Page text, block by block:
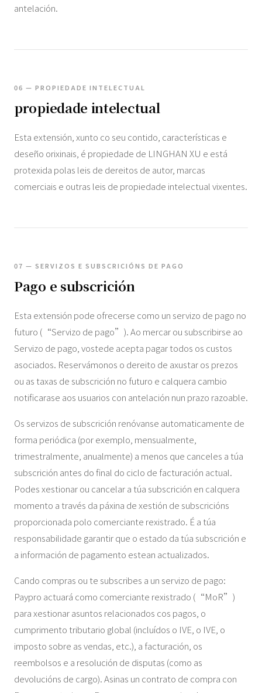
antelación.
06 — PROPIEDADE INTELECTUAL
propiedade intelectual
Esta extensión, xunto co seu contido, características e
deseño orixinais, é propiedade de LINGHAN XU e está
protexida polas leis de dereitos de autor, marcas
comerciais e outras leis de propiedade intelectual vixentes.
07 — SERVIZOS E SUBSCRICIÓNS DE PAGO
Pago e subscrición
Esta extensión pode ofrecerse como un servizo de pago no
futuro (“Servizo de pago”). Ao mercar ou subscribirse ao
Servizo de pago, vostede acepta pagar todos os custos
asociados. Reservámonos o dereito de axustar os prezos
ou as taxas de subscrición no futuro e calquera cambio
notificarase aos usuarios con antelación nun prazo razoable.
Os servizos de subscrición renóvanse automaticamente de
forma periódica (por exemplo, mensualmente,
trimestralmente, anualmente) a menos que canceles a túa
subscrición antes do final do ciclo de facturación actual.
Podes xestionar ou cancelar a túa subscrición en calquera
momento a través da páxina de xestión de subscricións
proporcionada polo comerciante rexistrado. É a túa
responsabilidade garantir que o estado da túa subscrición e
a información de pagamento estean actualizados.
Cando compras ou te subscribes a un servizo de pago:
Paypro actuará como comerciante rexistrado (“MoR”)
para xestionar asuntos relacionados cos pagos, o
cumprimento tributario global (incluídos o IVE, o IVE, o
imposto sobre as vendas, etc.), a facturación, os
reembolsos e a resolución de disputas (como as
devolucións de cargo). Asinas un contrato de compra con